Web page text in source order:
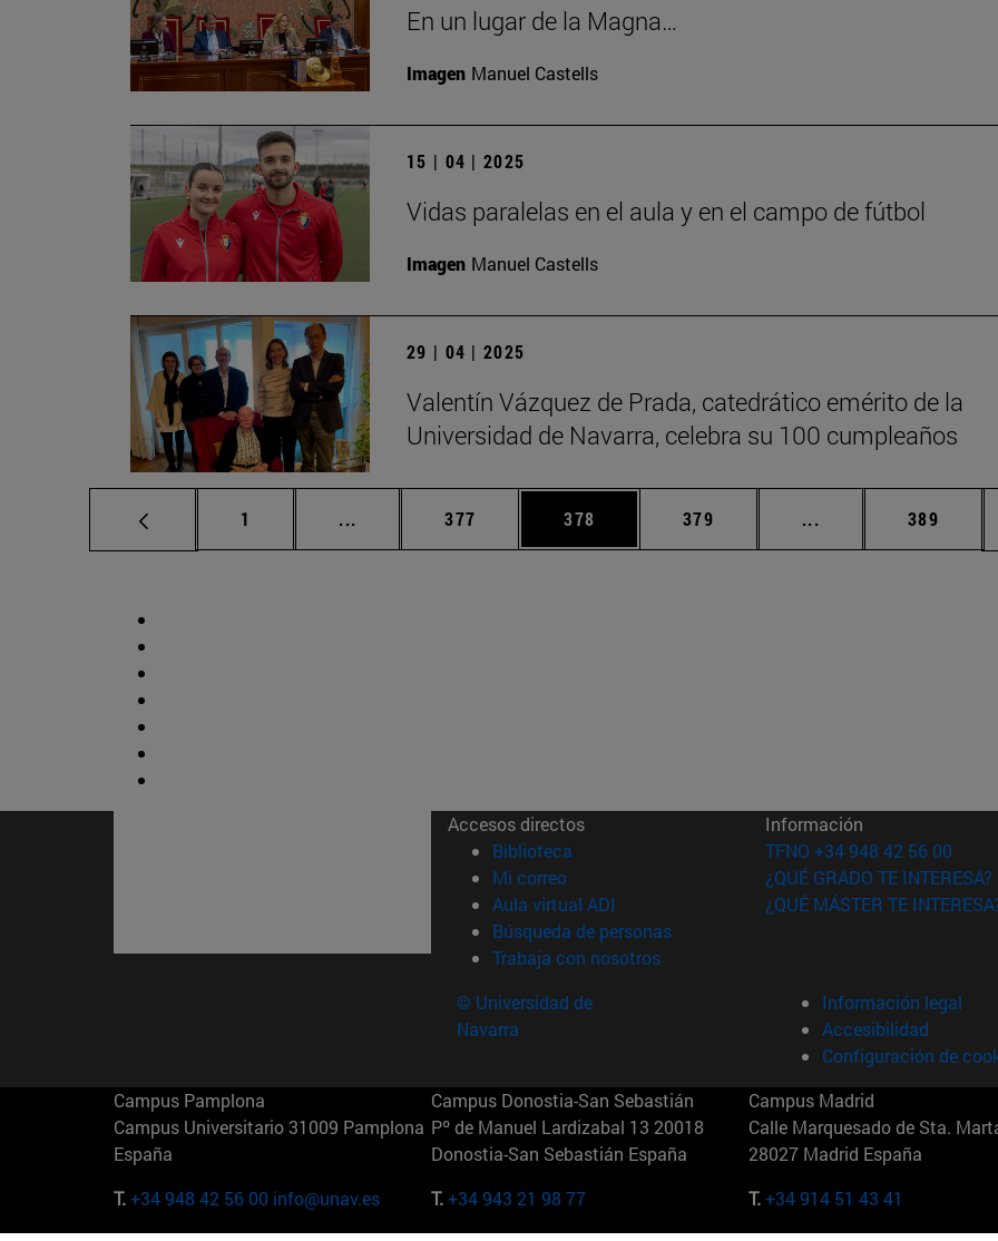
En un lugar de la Magna…
Imagen Manuel Castells
15 | 04 | 2025
Vidas paralelas en el aula y en el campo de fútbol
Imagen Manuel Castells
29 | 04 | 2025
Valentín Vázquez de Prada, catedrático emérito de la
Universidad de Navarra, celebra su 100 cumpleaños
Página
1 ... Páginas intermedias Use TAB para desplazarse.
Página
377 Página
378 Página
379 ... Páginas intermedias
Página
389
Accesos directos
Biblioteca (abre en nueva ventana)
Mi correo(abre en nueva ventana)
Aula virtual ADI (abre en nueva ventana)
Búsqueda de personas(abre en nueva ventana)
Trabaja con nosotros(abre en nueva ventana)
Información
TFNO +34 948 42 56 00
¿QUÉ GRADO TE INTERESA?
¿QUÉ MÁSTER TE
© Universidad de
Navarra
Información legal
Accesibilidad
Configuración de
Campus Pamplona
Campus Universitario 31009 Pamplona
España
T.+34 948 42 56 00 info@unav.es
Campus Donostia-San Sebastián
Pº de Manuel Lardizabal 13 20018
Donostia-San Sebastián España
T.+34 943 21 98 77
Campus Madrid
Calle Marquesado de Sta.
28027 Madrid España
T.+34 914 51 43 41